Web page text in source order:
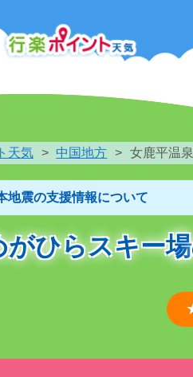
天気 中国地方 女鹿平温
地震の支援情報について
がひらスキー場